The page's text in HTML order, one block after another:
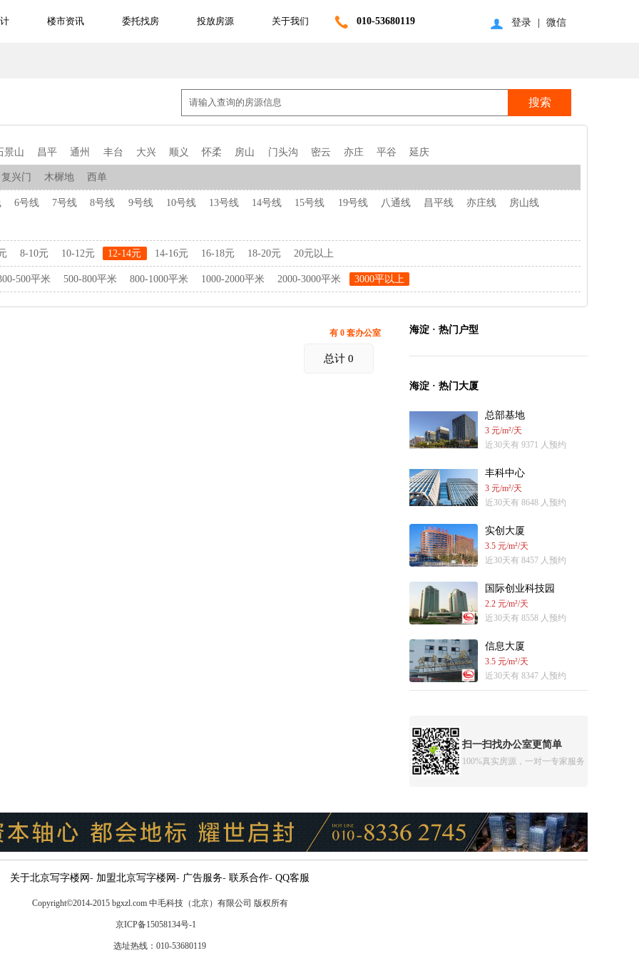
楼市资讯 委托找房 投放房源 关于我们 010-53680119 登录 微信
景山 昌平 通州 丰台 大兴 顺义 怀柔 房山 门头沟 密云 亦庄 平谷 延庆
复兴门 木樨地 西单
6号线 7号线 8号线 9号线 10号线 13号线 14号线 15号线 19号线 八通线 昌平线 亦庄线 房山线
8-10元 10-12元 12-14元 14-16元 16-18元 18-20元 20元以上
500平米 500-800平米 800-1000平米 1000-2000平米 2000-3000平米 3000平以上
有 0 套办公室
总计 0
海淀 · 热门户型
海淀 · 热门大厦
总部基地
3 元/m²/天
近30天有 9371 人预约
丰科中心
3 元/m²/天
近30天有 8648 人预约
实创大厦
3.5 元/m²/天
近30天有 8457 人预约
国际创业科技园
2.2 元/m²/天
近30天有 8558 人预约
信息大厦
3.5 元/m²/天
近30天有 8347 人预约
扫一扫找办公室更简单
100%真实房源，一对一专家服务
关于北京写字楼网 - 加盟北京写字楼网 - 广告服务- 联系合作- QQ客服
Copyright©2014-2015 bgxzl.com 中毛科技（北京）有限公司 版权所有
京ICP备15058134号-1
选址热线：010-53680119